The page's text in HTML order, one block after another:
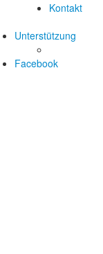
Kontakt
Unterstützung
Facebook